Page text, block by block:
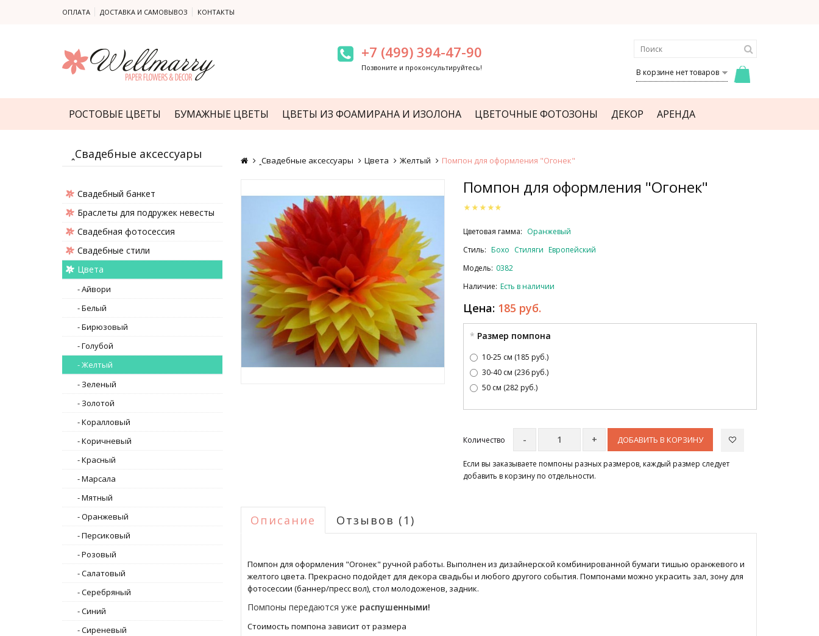
ОПЛАТА ДОСТАВКА И САМОВЫВОЗ КОНТАКТЫ
+7 (499) 394-47-90
Позвоните и проконсультируйтесь! В корзине нет товаров
РОСТОВЫЕ ЦВЕТЫ БУМАЖНЫЕ ЦВЕТЫ ЦВЕТЫ ИЗ ФОАМИРАНА И ИЗОЛОНА ЦВЕТОЧНЫЕ ФОТОЗОНЫ ДЕКОР АРЕНДА
ꞈСвадебные аксессуары
Cвадебный банкет
Браслеты для подружек невесты
Свадебная фотосессия
Свадебные стили
Цвета
- Айвори
- Белый
- Бирюзовый
- Голубой
- Желтый
- Зеленый
- Золотой
- Коралловый
- Коричневый
- Красный
- Марсала
- Мятный
- Оранжевый
- Персиковый
- Розовый
- Салатовый
- Серебряный
- Синий
- Сиреневый
ꞈСвадебные аксессуары Цвета Желтый Помпон для оформления "Огонек"
Помпон для оформления "Огонек"
Цветовая гамма: Оранжевый
Стиль: Бохо Стиляги Европейский
Модель: 0382
Наличие: Есть в наличии
Цена: 185 руб.
Размер помпона
10-25 см (185 руб.)
30-40 см (236 руб.)
50 см (282 руб.)
Количество ДОБАВИТЬ В КОРЗИНУ
Если вы заказываете помпоны разных размеров, каждый размер следует
добавить в корзину по отдельности.
Описание Отзывов (1)
Помпон для оформления "Огонек" ручной работы. Выполнен из дизайнерской комбинированной бумаги тишью оранжевого и
желтого цвета. Прекрасно подойдет для декора свадьбы и любого другого события. Помпонами можно украсить зал, зону для
фотосессии (баннер/пресс вол), стол молодоженов, задник.
Помпоны передаются уже распушенными!
Стоимость помпона зависит от размера